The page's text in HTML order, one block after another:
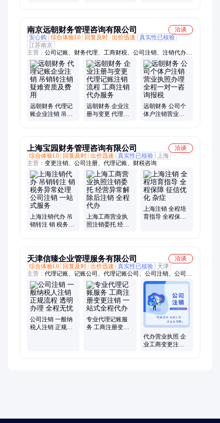
南京远朝财务管理咨询有限公司
洽谈
安心购
综合体验L0 回复及时 出价迅速
真实性已核验
江苏南京
主营： 公司记账、财务代理、工商财税、公司注销、注销代办、
公司工商、记账服务、实力代办、公司股权、记账智能、公司财
务、开户商标、咨询代理、公司代理、记账代理、服务代理、公
司服务、服务商标、公司营业、工商代办、工商营业、上门服
务、公司执照、公司做账、财务记账
远朝财务 代理记
账企业注销 吊销
远朝财务 企业注
册与变更 代理记
远朝财务 公司个
体户注销营业执
上海宝园财务管理咨询有限公司
洽谈
综合体验L0
回复及时 出价迅速 真实性已核验
上海
主营： 变更注销、公司注册、代理记账、财税咨询
上海注销代办 吊
销转注 销 税务异
上海工商营业执
照注销委托 经营
上海注销 全程培
育指导 全程保障
天津信臻企业管理服务有限公司
洽谈
综合体验L0
回复及时 出价迅速 真实性已核验
天津
主营： 代理记账、记账公司、代理记账公司、公司注销、公司注
册、执照变更、人事代理、税务筹划、资质代办、天津记账公
司、北京记账公司、记账公司哪家好、好的记账公司、好的财税
公司、工商注册、工商注册哪家好、服务好的记账公司、资质注
册、记账公司一年多少钱
公司注销 一般纳
税人注销 正规流
专业代理记账服
务 工商注册变更
代办营业执照 企
业工商变更注销